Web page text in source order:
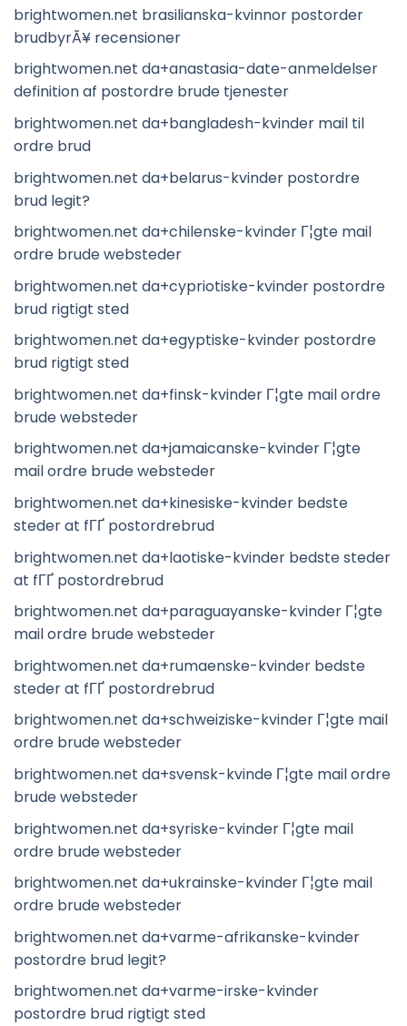
brightwomen.net brasilianska-kvinnor postorder
brudbyrÃ¥ recensioner
brightwomen.net da+anastasia-date-anmeldelser
definition af postordre brude tjenester
brightwomen.net da+bangladesh-kvinder mail til
ordre brud
brightwomen.net da+belarus-kvinder postordre
brud legit?
brightwomen.net da+chilenske-kvinder Г¦gte mail
ordre brude websteder
brightwomen.net da+cypriotiske-kvinder postordre
brud rigtigt sted
brightwomen.net da+egyptiske-kvinder postordre
brud rigtigt sted
brightwomen.net da+finsk-kvinder Г¦gte mail ordre
brude websteder
brightwomen.net da+jamaicanske-kvinder Г¦gte
mail ordre brude websteder
brightwomen.net da+kinesiske-kvinder bedste
steder at fГҐ postordrebrud
brightwomen.net da+laotiske-kvinder bedste steder
at fГҐ postordrebrud
brightwomen.net da+paraguayanske-kvinder Г¦gte
mail ordre brude websteder
brightwomen.net da+rumaenske-kvinder bedste
steder at fГҐ postordrebrud
brightwomen.net da+schweiziske-kvinder Г¦gte mail
ordre brude websteder
brightwomen.net da+svensk-kvinde Г¦gte mail ordre
brude websteder
brightwomen.net da+syriske-kvinder Г¦gte mail
ordre brude websteder
brightwomen.net da+ukrainske-kvinder Г¦gte mail
ordre brude websteder
brightwomen.net da+varme-afrikanske-kvinder
postordre brud legit?
brightwomen.net da+varme-irske-kvinder
postordre brud rigtigt sted